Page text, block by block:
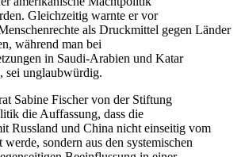
Gleichzeitig warnte er vor
als Druckmittel gegen Länder
während man bei
in Saudi-Arabien und Katar
sei unglaubwürdig.
Sabine Fischer von der Stiftung
die Auffassung, dass die
Russland und China nicht einseitig vom
sondern aus den systemischen